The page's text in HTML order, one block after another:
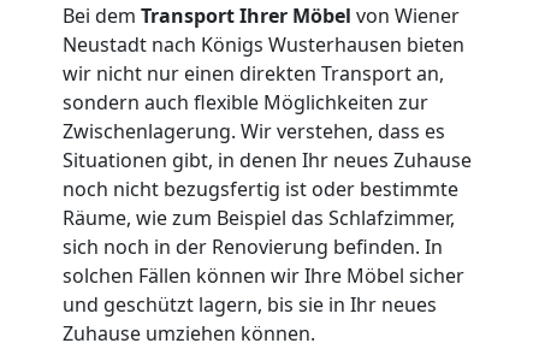
Bei dem Transport Ihrer Möbel von Wiener
Neustadt nach Königs Wusterhausen bieten
wir nicht nur einen direkten Transport an,
sondern auch flexible Möglichkeiten zur
Zwischenlagerung. Wir verstehen, dass es
Situationen gibt, in denen Ihr neues Zuhause
noch nicht bezugsfertig ist oder bestimmte
Räume, wie zum Beispiel das Schlafzimmer,
sich noch in der Renovierung befinden. In
solchen Fällen können wir Ihre Möbel sicher
und geschützt lagern, bis sie in Ihr neues
Zuhause umziehen können.
Umzug
und
Lagerung
Wiener
Neustadt